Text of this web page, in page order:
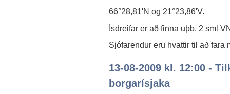
66°28,81'N og 21°23,86'V.
Ísdreifar er að finna uþb. 2 sml
Sjófarendur eru hvattir til að fara
13-08-2009 kl. 12:00 -
borgarísjaka